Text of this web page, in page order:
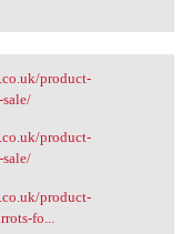
product-
product-
product-
fo...